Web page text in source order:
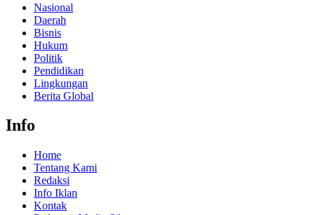
Nasional
Daerah
Bisnis
Hukum
Politik
Pendidikan
Lingkungan
Berita Global
Info
Home
Tentang Kami
Redaksi
Info Iklan
Kontak